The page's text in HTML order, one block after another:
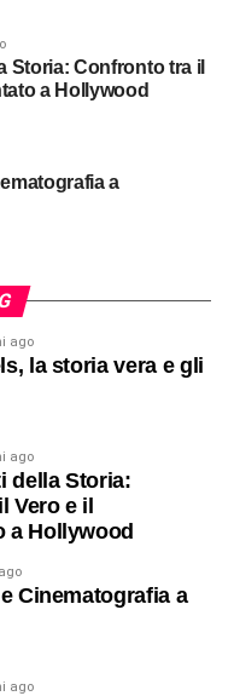
a Hollywood
ago
la storia vera e gli
ago
della Storia:
Vero e il
a Hollywood
Cinematografia a
ago